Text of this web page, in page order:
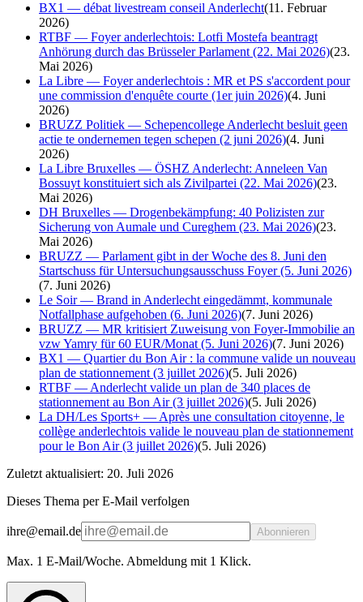
BX1 — débat livestream conseil Anderlecht(11. Februar
2026)
RTBF — Foyer anderlechtois: Lotfi Mostefa beantragt
Anhörung durch das Brüsseler Parlament (22. Mai 2026)(23.
Mai 2026)
La Libre — Foyer anderlechtois : MR et PS s'accordent pour
une commission d'enquête courte (1er juin 2026)(4. Juni
2026)
BRUZZ Politiek — Schepencollege Anderlecht besluit geen
actie te ondernemen tegen schepen (2 juni 2026)(4. Juni
2026)
La Libre Bruxelles — ÖSHZ Anderlecht: Anneleen Van
Bossuyt konstituiert sich als Zivilpartei (22. Mai 2026)(23.
Mai 2026)
DH Bruxelles — Drogenbekämpfung: 40 Polizisten zur
Sicherung von Aumale und Cureghem (23. Mai 2026)(23.
Mai 2026)
BRUZZ — Parlament gibt in der Woche des 8. Juni den
Startschuss für Untersuchungsausschuss Foyer (5. Juni 2026)
(7. Juni 2026)
Le Soir — Brand in Anderlecht eingedämmt, kommunale
Notfallphase aufgehoben (6. Juni 2026)(7. Juni 2026)
BRUZZ — MR kritisiert Zuweisung von Foyer-Immobilie an
vzw Yamry für 60 EUR/Monat (5. Juni 2026)(7. Juni 2026)
BX1 — Quartier du Bon Air : la commune valide un nouveau
plan de stationnement (3 juillet 2026)(5. Juli 2026)
RTBF — Anderlecht valide un plan de 340 places de
stationnement au Bon Air (3 juillet 2026)(5. Juli 2026)
La DH/Les Sports+ — Après une consultation citoyenne, le
collège anderlechtois valide le nouveau plan de stationnement
pour le Bon Air (3 juillet 2026)(5. Juli 2026)
Zuletzt aktualisiert: 20. Juli 2026
Dieses Thema per E-Mail verfolgen
ihre@email.de Abonnieren
Max. 1 E-Mail/Woche. Abmeldung mit 1 Klick.